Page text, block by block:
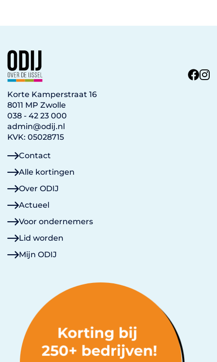
Korte Kamperstraat 16
8011 MP Zwolle
038 - 42 23 000
admin@odij.nl
KVK: 05028715
Contact
Alle kortingen
Over ODIJ
Actueel
Voor ondernemers
Lid worden
Mijn ODIJ